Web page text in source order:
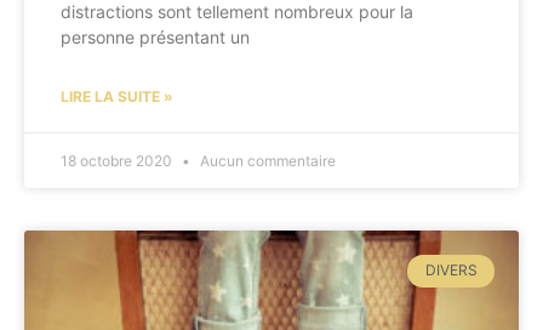
distractions sont tellement nombreux pour la
personne présentant un
LIRE LA SUITE »
18 octobre 2020 Aucun commentaire
DIVERS